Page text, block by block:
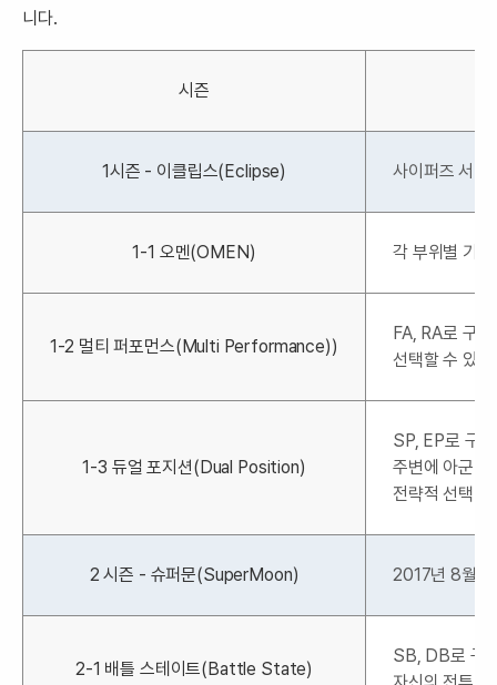
니다.
시즌
1시즌 - 이클립스(Eclipse) 사이퍼즈 서비
1-1 오멘(OMEN) 각 부위별 기
1-2 멀티 퍼포먼스(Multi Performance))
FA, RA로 구
선택할 수 있
1-3 듀얼 포지션(Dual Position)
SP, EP로 구
주변에 아군이
전략적 선택이
2 시즌 - 슈퍼문(SuperMoon) 2017년 8월
2-1 배틀 스테이트(Battle State)
SB, DB로 구